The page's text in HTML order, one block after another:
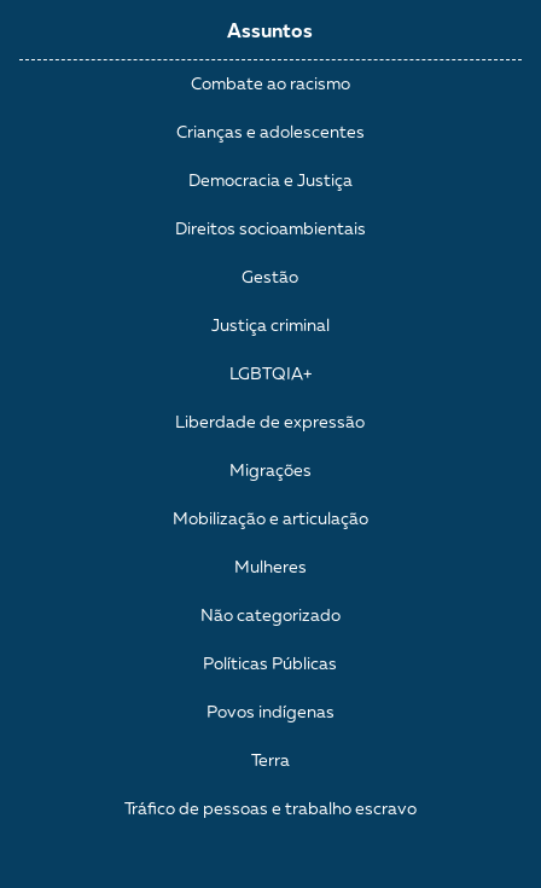
Assuntos
Combate ao racismo
Crianças e adolescentes
Democracia e Justiça
Direitos socioambientais
Gestão
Justiça criminal
LGBTQIA+
Liberdade de expressão
Migrações
Mobilização e articulação
Mulheres
Não categorizado
Políticas Públicas
Povos indígenas
Terra
Tráfico de pessoas e trabalho escravo